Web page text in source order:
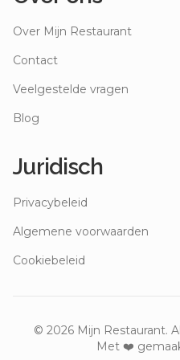
Over Mijn Restaurant
Contact
Veelgestelde vragen
Blog
Juridisch
Privacybeleid
Algemene voorwaarden
Cookiebeleid
© 2026Mijn Restaurant.
Met ❤️